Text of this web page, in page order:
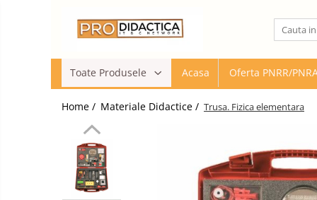
Oferta PNRR/PNRAS
Table/Display-uri Interactive
Table Interactive
Display-uri Interactive
Suporti/Standuri/Accesorii
Toate Produsele Acasa Oferta PNRR/
Home / Materiale Didactice / Trusa. Fizica elementara